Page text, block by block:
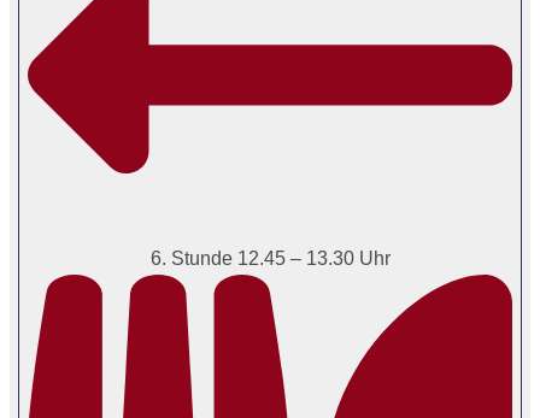
6. Stunde 12.45 – 13.30 Uhr